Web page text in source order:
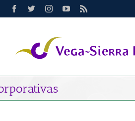
Facebook
TwitterInstagram
YouTube
Rss